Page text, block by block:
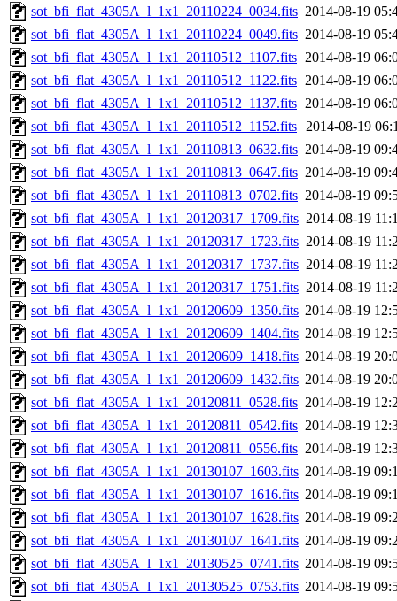
sot_bfi_flat_4305A_l_1x1_20110224_0034.fits 2014-08-19
sot_bfi_flat_4305A_l_1x1_20110224_0049.fits 2014-08-19
sot_bfi_flat_4305A_l_1x1_20110512_1107.fits 2014-08-19
sot_bfi_flat_4305A_l_1x1_20110512_1122.fits 2014-08-19
sot_bfi_flat_4305A_l_1x1_20110512_1137.fits 2014-08-19
sot_bfi_flat_4305A_l_1x1_20110512_1152.fits 2014-08-19
sot_bfi_flat_4305A_l_1x1_20110813_0632.fits 2014-08-19
sot_bfi_flat_4305A_l_1x1_20110813_0647.fits 2014-08-19
sot_bfi_flat_4305A_l_1x1_20110813_0702.fits 2014-08-19
sot_bfi_flat_4305A_l_1x1_20120317_1709.fits 2014-08-19
sot_bfi_flat_4305A_l_1x1_20120317_1723.fits 2014-08-19
sot_bfi_flat_4305A_l_1x1_20120317_1737.fits 2014-08-19
sot_bfi_flat_4305A_l_1x1_20120317_1751.fits 2014-08-19
sot_bfi_flat_4305A_l_1x1_20120609_1350.fits 2014-08-19
sot_bfi_flat_4305A_l_1x1_20120609_1404.fits 2014-08-19
sot_bfi_flat_4305A_l_1x1_20120609_1418.fits 2014-08-19
sot_bfi_flat_4305A_l_1x1_20120609_1432.fits 2014-08-19
sot_bfi_flat_4305A_l_1x1_20120811_0528.fits 2014-08-19
sot_bfi_flat_4305A_l_1x1_20120811_0542.fits 2014-08-19
sot_bfi_flat_4305A_l_1x1_20120811_0556.fits 2014-08-19
sot_bfi_flat_4305A_l_1x1_20130107_1603.fits 2014-08-19
sot_bfi_flat_4305A_l_1x1_20130107_1616.fits 2014-08-19
sot_bfi_flat_4305A_l_1x1_20130107_1628.fits 2014-08-19
sot_bfi_flat_4305A_l_1x1_20130107_1641.fits 2014-08-19
sot_bfi_flat_4305A_l_1x1_20130525_0741.fits 2014-08-19
sot_bfi_flat_4305A_l_1x1_20130525_0753.fits 2014-08-19